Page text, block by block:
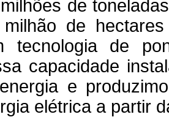
de
de
tecnologia de
capacidade
e
elétrica a partir